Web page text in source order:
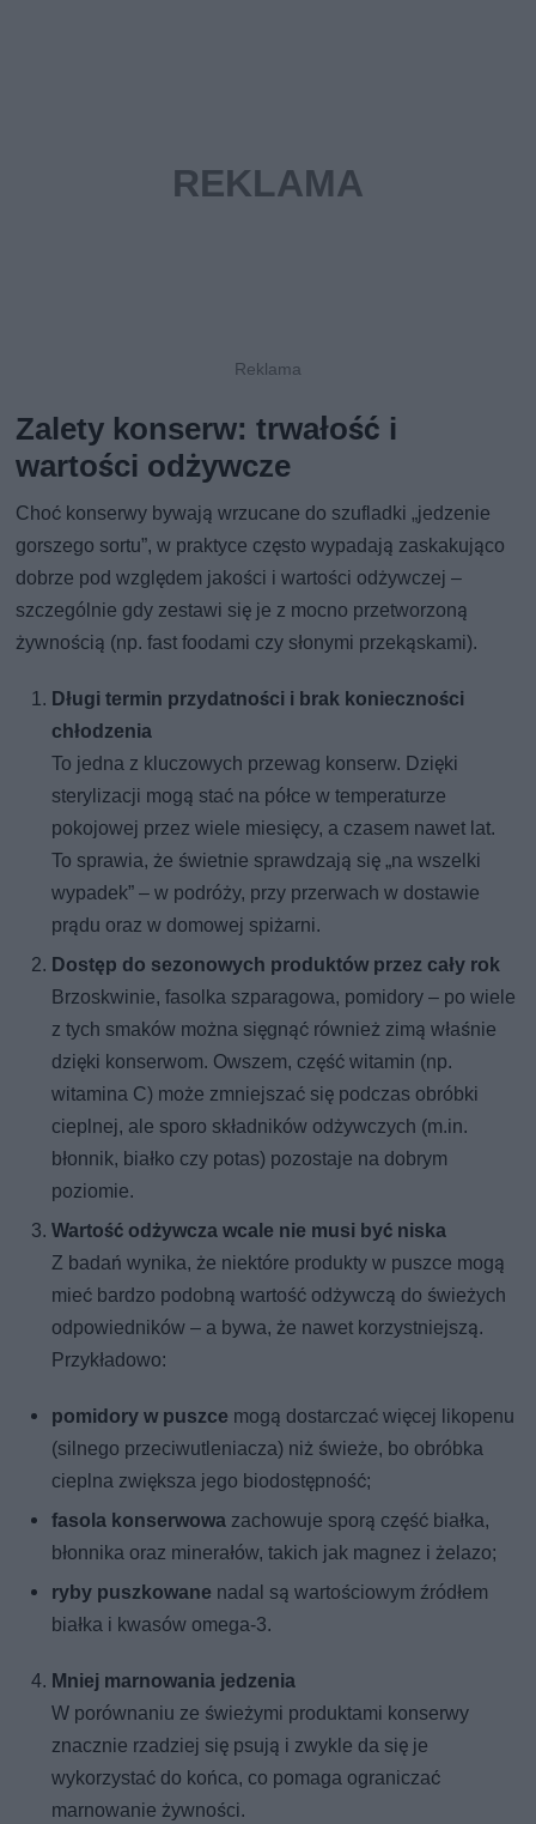
Zalety konserw: trwałość i
wartości odżywcze
Choć konserwy bywają wrzucane do szufladki „jedzenie
gorszego sortu”, w praktyce często wypadają zaskakująco
dobrze pod względem jakości i wartości odżywczej –
szczególnie gdy zestawi się je z mocno przetworzoną
żywnością (np. fast foodami czy słonymi przekąskami).
Długi termin przydatności i brak konieczności
chłodzenia
To jedna z kluczowych przewag konserw. Dzięki
sterylizacji mogą stać na półce w temperaturze
pokojowej przez wiele miesięcy, a czasem nawet lat.
To sprawia, że świetnie sprawdzają się „na wszelki
wypadek” – w podróży, przy przerwach w dostawie
prądu oraz w domowej spiżarni.
Dostęp do sezonowych produktów przez cały rok
Brzoskwinie, fasolka szparagowa, pomidory – po wiele
z tych smaków można sięgnąć również zimą właśnie
dzięki konserwom. Owszem, część witamin (np.
witamina C) może zmniejszać się podczas obróbki
cieplnej, ale sporo składników odżywczych (m.in.
błonnik, białko czy potas) pozostaje na dobrym
poziomie.
Wartość odżywcza wcale nie musi być niska
Z badań wynika, że niektóre produkty w puszce mogą
mieć bardzo podobną wartość odżywczą do świeżych
odpowiedników – a bywa, że nawet korzystniejszą.
Przykładowo:
pomidory w puszce mogą dostarczać więcej likopenu
(silnego przeciwutleniacza) niż świeże, bo obróbka
cieplna zwiększa jego biodostępność;
fasola konserwowa zachowuje sporą część białka,
błonnika oraz minerałów, takich jak magnez i żelazo;
ryby puszkowane nadal są wartościowym źródłem
białka i kwasów omega-3.
Mniej marnowania jedzenia
W porównaniu ze świeżymi produktami konserwy
znacznie rzadziej się psują i zwykle da się je
wykorzystać do końca, co pomaga ograniczać
marnowanie żywności.